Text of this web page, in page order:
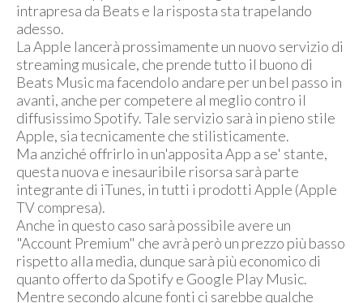
intrapresa da Beats e la risposta sta trapelando
adesso.
La Apple lancerà prossimamente un nuovo servizio di
streaming musicale, che prende tutto il buono di
Beats Music ma facendolo andare per un bel passo in
avanti, anche per competere al meglio contro il
diffusissimo Spotify. Tale servizio sarà in pieno stile
Apple, sia tecnicamente che stilisticamente.
Ma anziché offrirlo in un'apposita App a se' stante,
questa nuova e inesauribile risorsa sarà parte
integrante di iTunes, in tutti i prodotti Apple (Apple
TV compresa).
Anche in questo caso sarà possibile avere un
"Account Premium" che avrà però un prezzo più basso
rispetto alla media, dunque sarà più economico di
quanto offerto da Spotify e Google Play Music.
Mentre secondo alcune fonti ci sarebbe qualche